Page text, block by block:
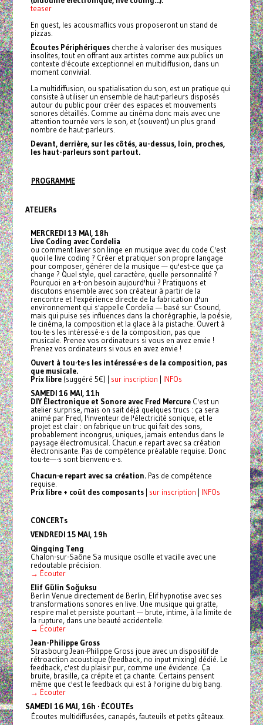
teaser
En guest, les acousmaflics vous proposeront un stand de
pizzas.
Écoutes Périphériquescherche à valoriser des musiques
insolites, tout en offrant aux artistes comme aux publics un
contexte d'écoute exceptionnel en multidiffusion, dans un
moment convivial.
La multidiffusion, ou spatialisation du son, est un pratique qui
consiste à utiliser un ensemble de haut-parleurs disposés
autour du public pour créer des espaces et mouvements
sonores détaillés. Comme au cinéma donc mais avec une
attention tournée vers le son, et (souvent) un plus grand
nombre de haut-parleurs.
Devant, derrière, sur les côtés, au-dessus, loin, proches,
les haut-parleurs sont partout.
PROGRAMME
ATELIERs
MERCREDI 13 MAI, 18h
Live Coding avec Cordelia
ou comment laver son linge en musique avec du code C'est
quoi le live coding ? Créer et pratiquer son propre langage
pour composer, générer de la musique — qu'est-ce que ça
change ? Quel style, quel caractère, quelle personnalité ?
Pourquoi en a-t-on besoin aujourd'hui ? Pratiquons et
discutons ensemble avec son créateur à partir de la
rencontre et l'expérience directe de la fabrication d'un
environnement qui s'appelle Cordelia — basé sur Csound,
mais qui puise ses influences dans la chorégraphie, la poésie,
le cinéma, la composition et la glace à la pistache. Ouvert à
tou·te·s les intéressé·e·s de la composition, pas que
musicale. Prenez vos ordinateurs si vous en avez envie !
Prenez vos ordinateurs si vous en avez envie !
Ouvert à tou·te·s les intéressé·e·s de la composition, pas
que musicale.
Prix libre(suggéré 5€) | sur inscription | INFOs
SAMEDI 16 MAI, 11h
DIY Électronique et Sonore avec Fred MercureC'est un
atelier surprise, mais on sait déjà quelques trucs : ça sera
animé par Fred, l'inventeur de l'électricité sonique, et le
projet est clair : on fabrique un truc qui fait des sons,
probablement incongrus, uniques, jamais entendus dans le
paysage électromusical. Chacun.e repart avec sa création
électronisante. Pas de compétence préalable requise. Donc
tou·te—·s sont bienvenu·e·s.
Chacun·e repart avec sa création.Pas de compétence
requise.
Prix libre + coût des composants| sur inscription | INFOs
CONCERTs
VENDREDI 15 MAI, 19h
Qingqing Teng
Chalon-sur-Saône Sa musique oscille et vacille avec une
redoutable précision.
→ Écouter
Elif Gülin Soğuksu
Berlin Venue directement de Berlin, Elif hypnotise avec ses
transformations sonores en live. Une musique qui gratte,
respire mal et persiste pourtant — brute, intime, à la limite de
la rupture, dans une beauté accidentelle.
→ Écouter
Jean-Philippe Gross
Strasbourg Jean-Philippe Gross joue avec un dispositif de
rétroaction acoustique (feedback, no input mixing) dédié. Le
feedback, c'est du plaisir pur, comme une évidence. Ça
bruite, brasille, ça crépite et ça chante. Certains pensent
même que c'est le feedback qui est à l'origine du big bang.
→ Écouter
SAMEDI 16 MAI, 16h · ÉCOUTEs
Écoutes multidiffusées, canapés, fauteuils et petits gâteaux.